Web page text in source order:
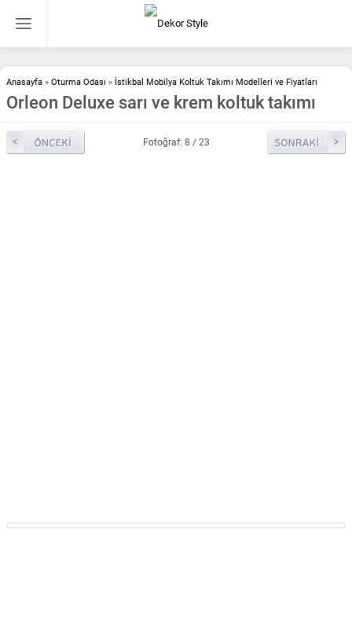
Anasayfa » Oturma Odası » İstikbal Mobilya Koltuk Takımı Modelleri ve Fiyatları
Orleon Deluxe sarı ve krem koltuk takımı
Fotoğraf: 8 / 23